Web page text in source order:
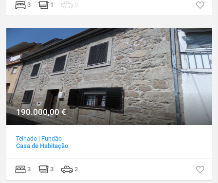
3 1 0
190.000,00€
Telhado | Fundão
Casa de Habitação
3 3 2